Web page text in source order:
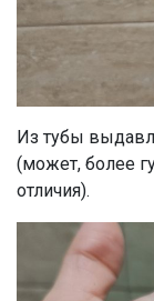
Из тубы
(может, более
отличия).